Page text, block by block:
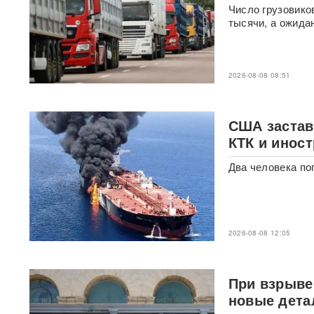
Москве обернулся
скандалом: певцу пришлось
объясняться перед
зрителямиВИДЕО
С баллистикой для Украины:
КНДР
Опубликовано откровенное
письмо Дианы Шурыгиной из
СИЗО
Bloomberg: в
киберкомандовании США за
месяц пять человек
покончили с жизнью
"Яблоку" грозит снятие с
выборов в Госдуму: "Родина"
обратилась в Верховный суд
РФ
Число
тысячи, а
2026-08-08 08:51
США
КТК и
Два человека
2026-08-08 12:05
При
новые